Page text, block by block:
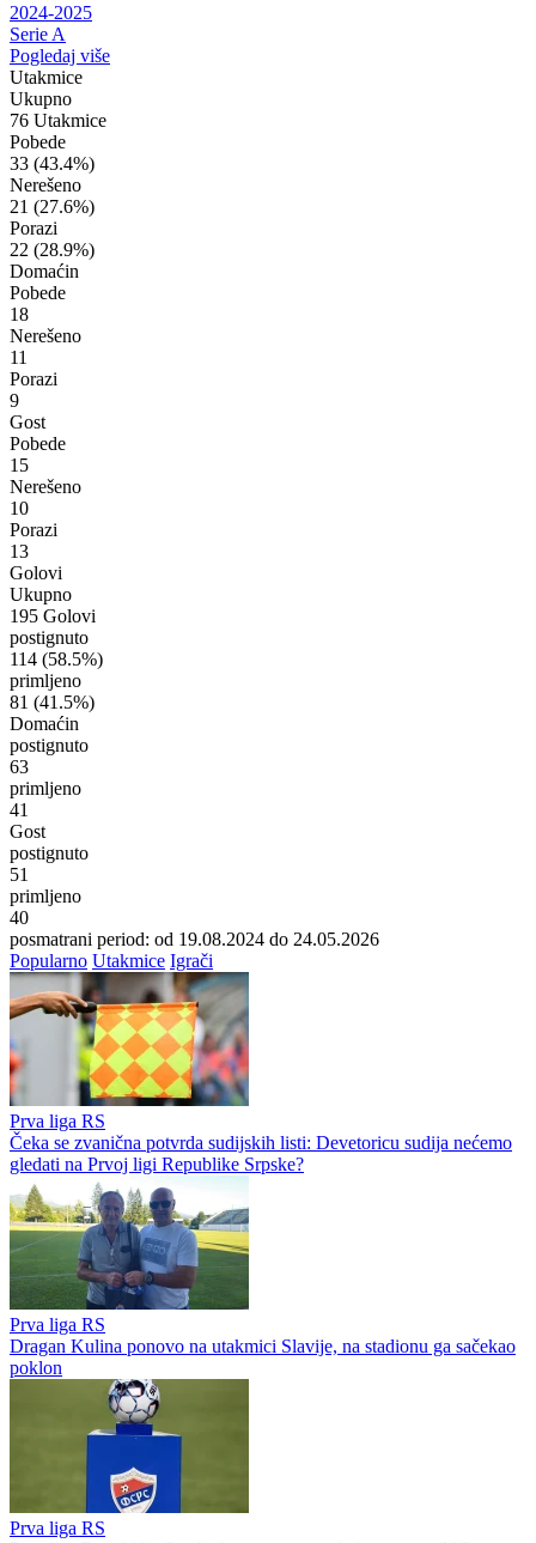
2024-2025
Serie A
Pogledaj više
Utakmice
Ukupno
76 Utakmice
Pobede
33 (43.4%)
Nerešeno
21 (27.6%)
Porazi
22 (28.9%)
Domaćin
Pobede
18
Nerešeno
11
Porazi
9
Gost
Pobede
15
Nerešeno
10
Porazi
13
Golovi
Ukupno
195 Golovi
postignuto
114 (58.5%)
primljeno
81 (41.5%)
Domaćin
postignuto
63
primljeno
41
Gost
postignuto
51
primljeno
40
posmatrani period: od 19.08.2024 do 24.05.2026
Popularno Utakmice Igrači
Prva liga RS
Čeka se zvanična potvrda sudijskih listi: Devetoricu sudija nećemo
gledati na Prvoj ligi Republike Srpske?
Prva liga RS
Dragan Kulina ponovo na utakmici Slavije, na stadionu ga sačekao
poklon
Prva liga RS